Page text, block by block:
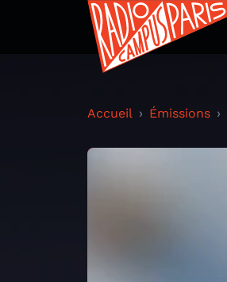
Accueil Émissions